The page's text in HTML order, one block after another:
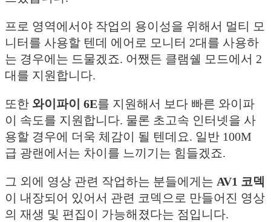
프로 영역에서야 작업의 용이성을 위해서 멀티 모
니터를 사용할 텐데 에어로 모니터 2대를 사용하
는 경우에는 드물겠죠. 어쨌든 클램쉘 모드에서 2
대를 지원합니다.
또한 와이파이 6E를 지원해서 보다 빠른 와이파
이 속도를 지원합니다. 물론 초고속 인터넷을 사
용할 경우에 더욱 체감이 될 텐데요. 일반 100M
급 광랜에서는 차이를 느끼기는 힘들겠죠.
그 외에 영상 관련 작업하는 분들에게는 AV1 코덱
이 내장되어 있어서 관련 코덱으로 만들어진 영상
의 재생 및 편집이 가능해졌다는 점입니다.